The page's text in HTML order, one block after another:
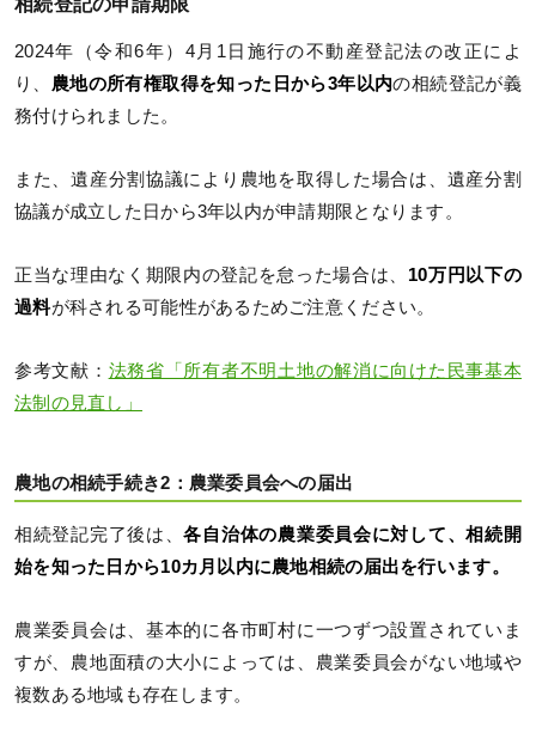
2024年（令和6年）4月1日施行の不動産登記法の改正によ
り、 農地の所有権取得を知った日から3年以内の相続登記が義
務付けられました。
また、遺産分割協議により農地を取得した場合は、遺産分割
協議が成立した日から3年以内が申請期限となります。
正当な理由なく期限内の登記を怠った場合は、 10万円以下の
過料が科される可能性があるためご注意ください。
参考文献： 法務省「所有者不明土地の解消に向けた民事基本
法制の見直し」
農地の相続手続き2：農業委員会への届出
相続登記完了後は、各自治体の農業委員会に対して、相続開
始を知った日から10カ月以内に農地相続の届出を行います。
農業委員会は、基本的に各市町村に一つずつ設置されていま
すが、農地面積の大小によっては、農業委員会がない地域や
複数ある地域も存在します。